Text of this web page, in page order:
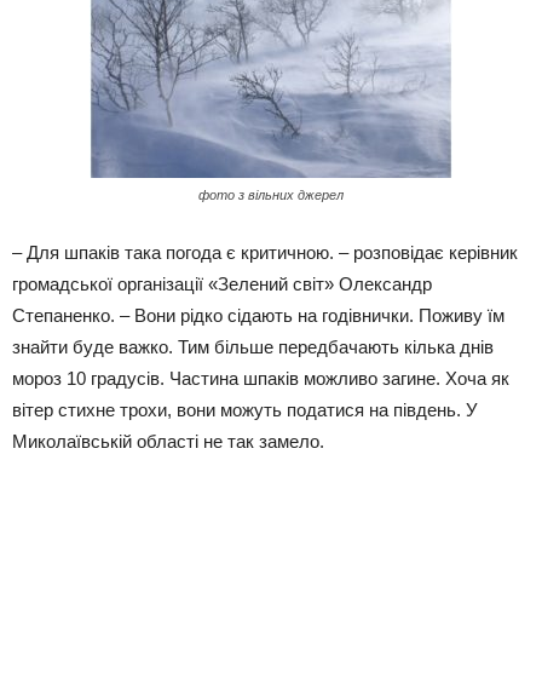
фото з вільних джерел
– Для шпаків така погода є критичною. – розповідає керівник
громадської організації «Зелений світ» Олександр
Степаненко. – Вони рідко сідають на годівнички. Поживу їм
знайти буде важко. Тим більше передбачають кілька днів
мороз 10 градусів. Частина шпаків можливо загине. Хоча як
вітер стихне трохи, вони можуть податися на південь. У
Миколаївській області не так замело.